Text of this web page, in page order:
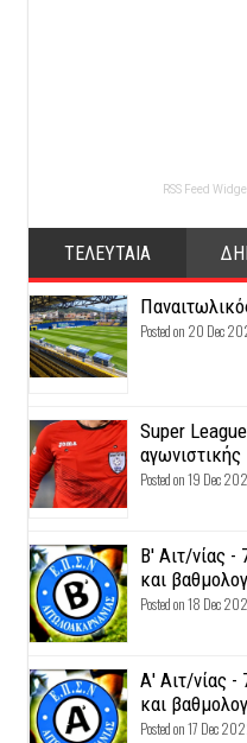
RSS Feed
ΤΕΛΕΥΤΑΙΑ
Posted on 20 Dec
Super
αγωνιστικής
Posted on 19 Dec
Β' Αιτ/νίας -
και
Posted on 18 Dec
Α' Αιτ/νίας -
και
Posted on 17 Dec